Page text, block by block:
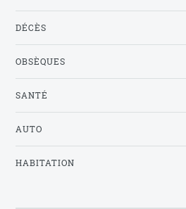
DÉCÈS
OBSÈQUES
SANTÉ
AUTO
HABITATION